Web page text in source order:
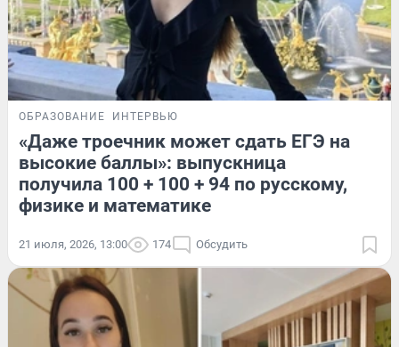
ОБРАЗОВАНИЕ ИНТЕРВЬЮ
«Даже троечник может сдать ЕГЭ на
высокие баллы»: выпускница
получила 100 + 100 + 94 по русскому,
физике и математике
21 июля, 2026, 13:00 174 Обсудить